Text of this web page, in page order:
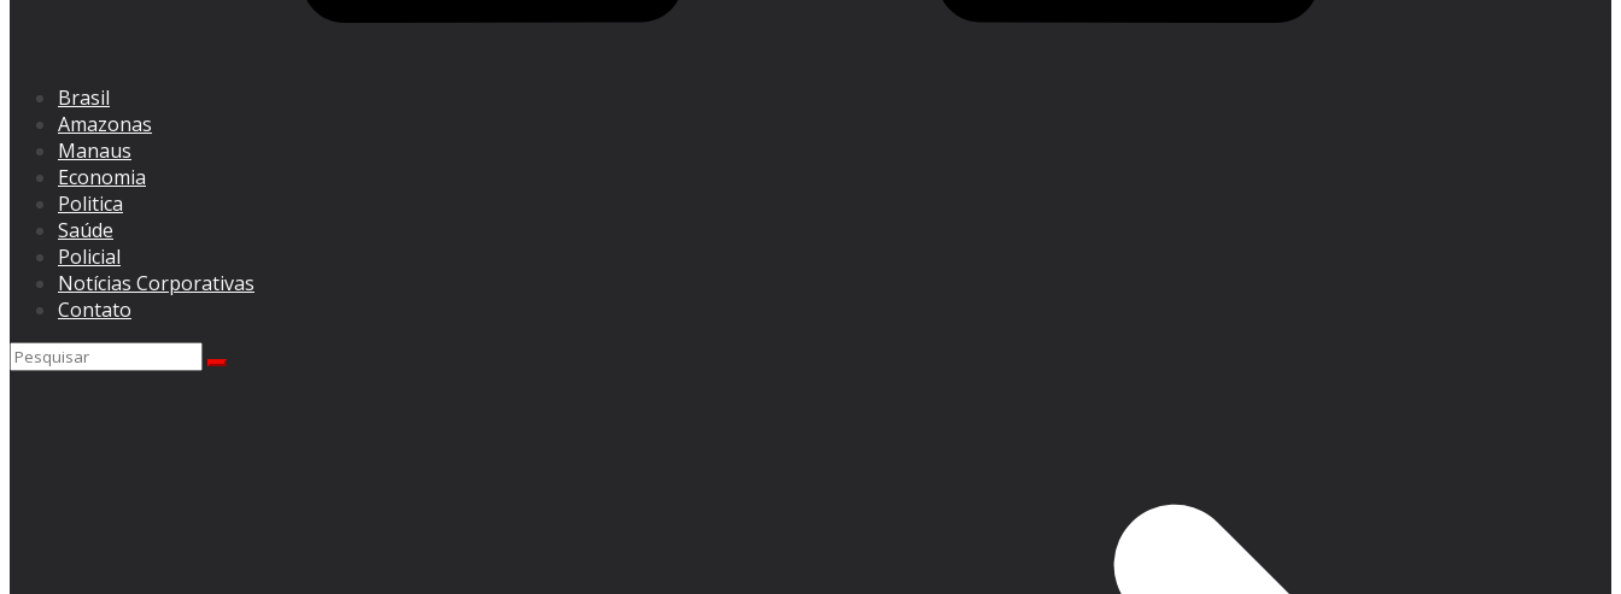
Brasil
Amazonas
Manaus
Economia
Politica
Saúde
Policial
Notícias Corporativas
Contato